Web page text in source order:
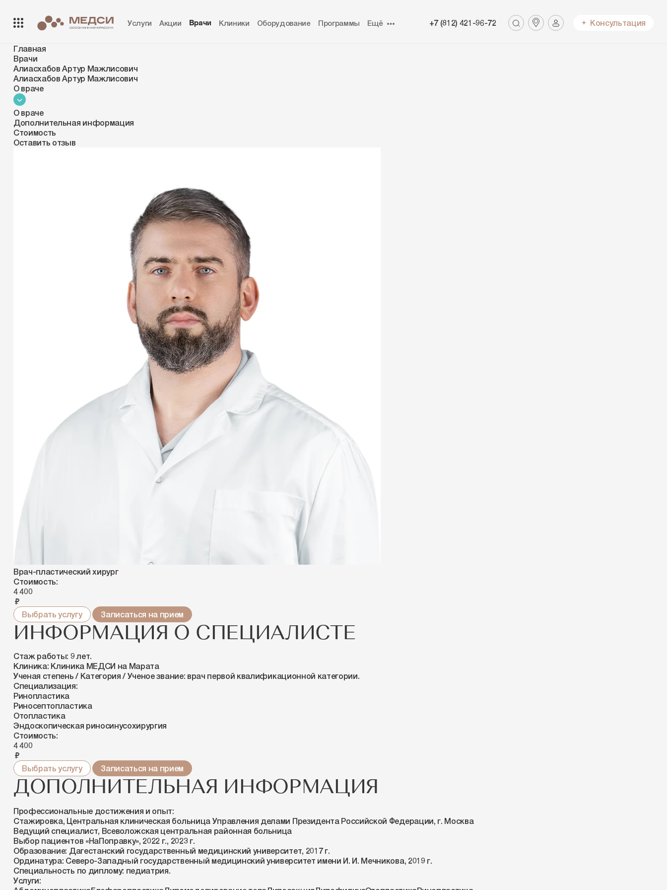
Услуги Акции Врачи Клиники Оборудование Программы
Ещё
+7 (812) 421-96-72 Консультация
Главная
Врачи
Алиасхабов Артур Мажлисович
Алиасхабов Артур Мажлисович
О враче
О враче
Дополнительная информация
Стоимость
Оставить отзыв
Врач-пластический хирург
Стоимость:
4 400
руб.
Выбрать услугу Записаться на прием
ИНФОРМАЦИЯ О СПЕЦИАЛИСТЕ
Стаж работы: 9 лет.
Клиника: Клиника МЕДСИ на Марата
Ученая степень / Категория / Ученое звание: врач первой квалификационной категории.
Специализация:
Ринопластика
Риносептопластика
Отопластика
Эндоскопическая риносинусохирургия
Стоимость:
4 400
руб.
Выбрать услугу Записаться на прием
ДОПОЛНИТЕЛЬНАЯ ИНФОРМАЦИЯ
Профессиональные достижения и опыт:
Стажировка, Центральная клиническая больница Управления делами Президента Российской Федерации, г. Москва
Ведущий специалист, Всеволожская центральная районная больница
Выбор пациентов «НаПоправку», 2022 г., 2023 г.
Образование: Дагестанский государственный медицинский университет, 2017 г.
Ординатура: Северо-Западный государственный медицинский университет имени И. И. Мечникова, 2019 г.
Специальность по диплому: педиатрия.
Услуги: